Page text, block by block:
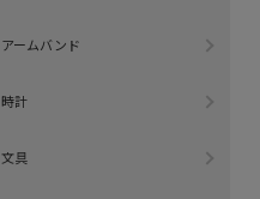
アームバンド
時計
文具